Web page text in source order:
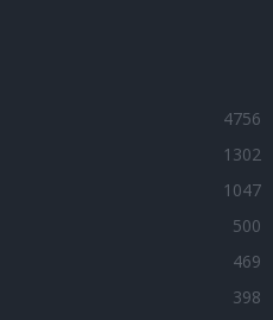
4756
1302
1047
500
469
398